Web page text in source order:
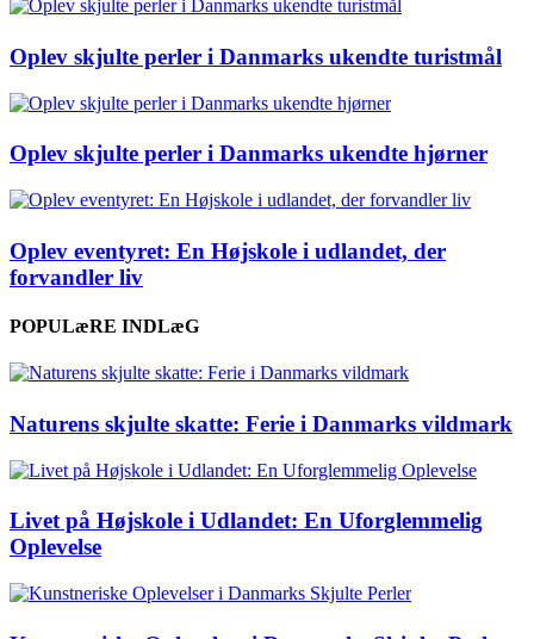
Oplev skjulte perler i Danmarks ukendte turistmål
Oplev skjulte perler i Danmarks ukendte hjørner
Oplev eventyret: En Højskole i udlandet, der
forvandler liv
POPULæRE INDLæG
Naturens skjulte skatte: Ferie i Danmarks vildmark
Livet på Højskole i Udlandet: En Uforglemmelig
Oplevelse